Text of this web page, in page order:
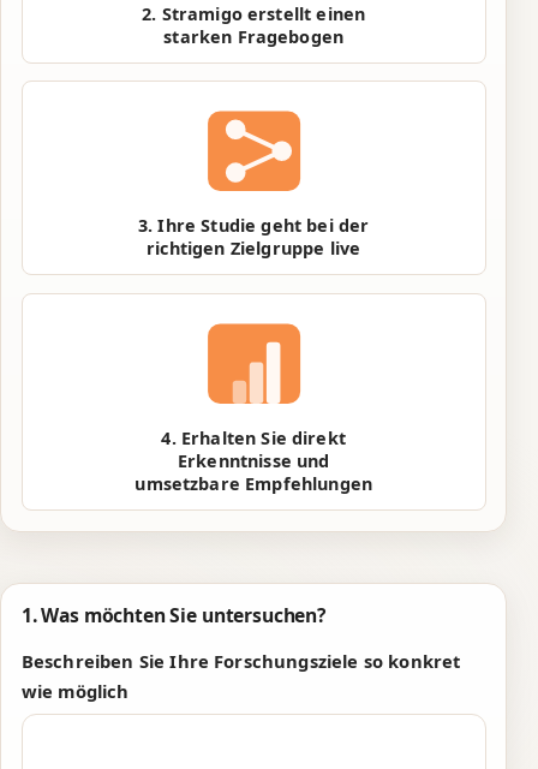
2. Stramigo erstellt einen
starken Fragebogen
3. Ihre Studie geht bei der
richtigen Zielgruppe live
4. Erhalten Sie direkt
Erkenntnisse und
umsetzbare Empfehlungen
1. Was möchten Sie untersuchen?
Beschreiben Sie Ihre Forschungsziele so konkret
wie möglich
1
3
4
5
1
3
4
5